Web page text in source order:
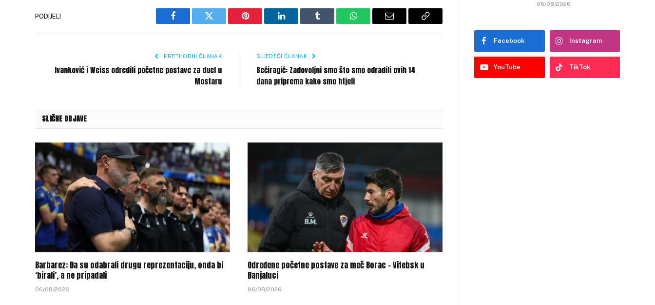
PODIJELI
Facebook Twitter Pinterest LinkedIn Tumblr WhatsAppEmail
Copy
PRETHODNI ČLANAK
Ivanković i Weiss odredili početne postave za duel u
Mostaru
SLJEDEĆI ČLANAK
Bećiragić: Zadovoljni smo što smo odradili ovih 14
dana priprema kako smo htjeli
SLIČNE OBJAVE
Barbarez: Da su odabrali drugu reprezentaciju, onda bi
‘birali’, a ne pripadali
06/08/2026
Određene početne postave za meč Borac – Vitebsk u
Banjaluci
06/08/2026
06/08/2026
Facebook Instagram
YouTube TikTok